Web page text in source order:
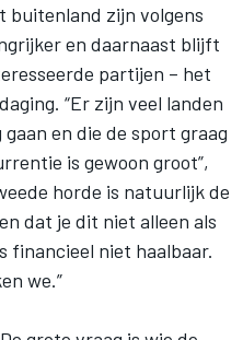
buitenland zijn volgens
en daarnaast blijft
partijen – het
“Er zijn veel landen
en die de sport graag
is gewoon groot”,
horde is natuurlijk de
dat je dit niet alleen als
financieel niet haalbaar.
we.”